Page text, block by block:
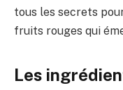
tous les secrets
fruits rouges qui
Les